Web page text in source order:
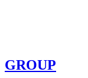
GROUP